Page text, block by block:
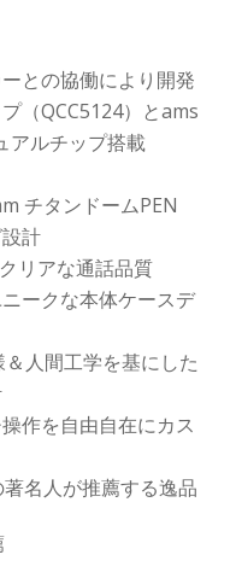
との協働により開発
（QCC5124）とams
アルチップ搭載
チタンドームPEN
計
リアな通話品質
ークな本体ケースデ
人間工学を基にした
作を自由自在にカス
名人が推薦する逸品